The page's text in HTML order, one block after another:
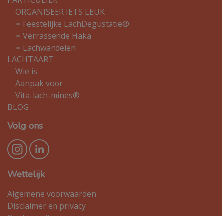
ORGANISEER IETS LEUK
∞ Feestelijke LachDegustatie®
∞ Verrassende Haka
∞ Lachwandelen
LACHTAART
Wie is
Aanpak voor
Vita-lach-mines®
BLOG
Volg ons
Wettelijk
Algemene voorwaarden
Disclaimer en privacy